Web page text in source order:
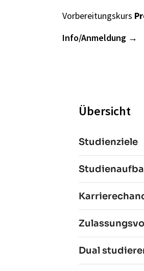
Vorbereitungskurs
Info/Anmeldung
Übersicht
Studienziele
Dual